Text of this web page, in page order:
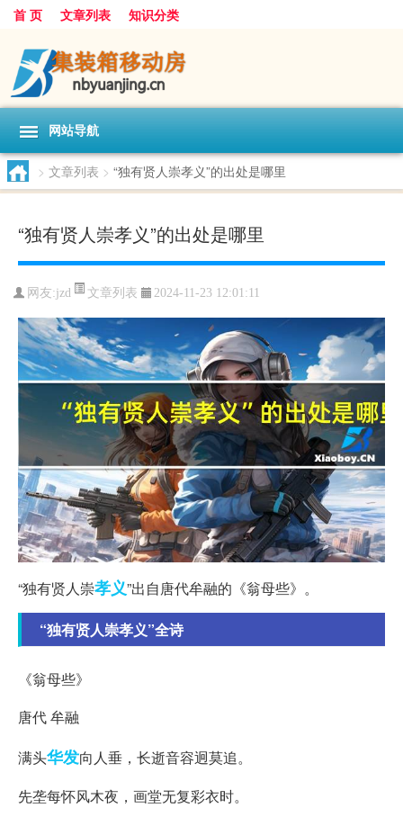
首 页 文章列表 知识分类
网站导航
> 文章列表 > “独有贤人崇孝义”的出处是哪里
“独有贤人崇孝义”的出处是哪里
网友:jzd 文章列表 2024-11-23 12:01:11
“独有贤人崇孝义”出自唐代牟融的《翁母些》。
“独有贤人崇孝义”全诗
《翁母些》
唐代 牟融
满头华发向人垂，长逝音容迥莫追。
先垄每怀风木夜，画堂无复彩衣时。